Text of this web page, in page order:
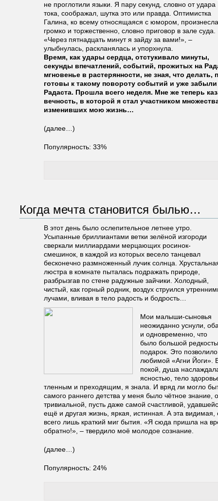
не проглотили языки. Я пару секунд, словно от удара
тока, соображал, шутка это или правда. Оптимистка
Галина, ко всему относящаяся с юмором,
громко и торжественно, словно приговор в зале суда.
«Через пятнадцать минут я зайду за вами!», –
улыбнулась, раскланялась и упорхнула.
Время, как удары сердца, отстукивало минуты,
секунды впечатлений, событий, прожитых на
мгновенье в растерянности, не зная, что
готовы к такому повороту событий и уже
Радаста. Прошла всего неделя. Мне же теперь
вечность, в которой я стал участником
изменивших мою жизнь…
(далее…)
Популярность: 33%
Когда мечта становится былью…
В этот день было ослепительное летнее утро.
Усыпанные бриллиантами ветки зелёной изгороди
сверкали миллиардами мерцающих росинок-
смешинок, в каждой из которых весело танцевал
бесконечно размноженный лучик солнца.
люстра в комнате пыталась подражать природе,
разбрызгав по стене радужные зайчики. Холодный,
чистый, как горный родник, воздух струился
лучами, вливая в тело радость и бодрость…
Мои малыши-сыновья
неожиданно уснули,
и одновременно, что
было большой
подарок. Это
любимой «Агни Йоги».
покой, душа
ясностью, тело
тленным и преходящим, я знала. И вряд ли могло
самого раннего детства у меня было чётное
тривиальной, пусть даже самой счастливой,
ещё и другая жизнь, яркая, истинная. А эта
всего лишь краткий миг бытия. «Я сюда пришла на
обратно!», – твердило моё молодое сознание.
(далее…)
Популярность: 24%